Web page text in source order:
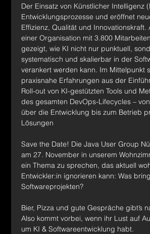
Der Einsatz von Künstlicher Intelligenz
Entwicklungsprozesse und eröffnet
Effizienz, Qualität und Innovationskraft.
einer Organisation mit 3.800
gezeigt, wie KI nicht nur punktuell,
systematisch und skalierbar in der
verankert werden kann. Im Mittelpunkt
praxisnahe Erfahrungen aus der
Roll-out von KI-gestützten Tools und
des gesamten DevOps-Lifecycles –
über die Entwicklung bis zum Betrieb
Lösungen
Save the Date! Die Java User Group
am 27. November in unserem
ein Thema zu sprechen, das aktuell
Entwickler:in ignorieren kann: Was
Softwareprojekten?
Bier, Pizza und gute Gespräche gibt’s
Also kommt vorbei, wenn ihr Lust auf
um KI & Softwareentwicklung habt.